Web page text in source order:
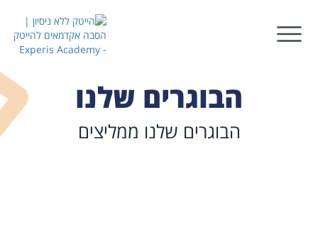
הבוגרים שלנו
הבוגרים שלנו ממליצים